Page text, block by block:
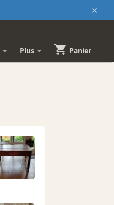
×
Plus Panier